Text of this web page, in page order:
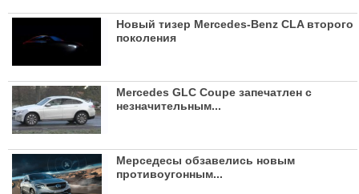
Новый тизер Mercedes-Benz CLA второго
поколения
Mercedes GLC Coupe запечатлен с
незначительным...
Мерседесы обзавелись новым
противоугонным...